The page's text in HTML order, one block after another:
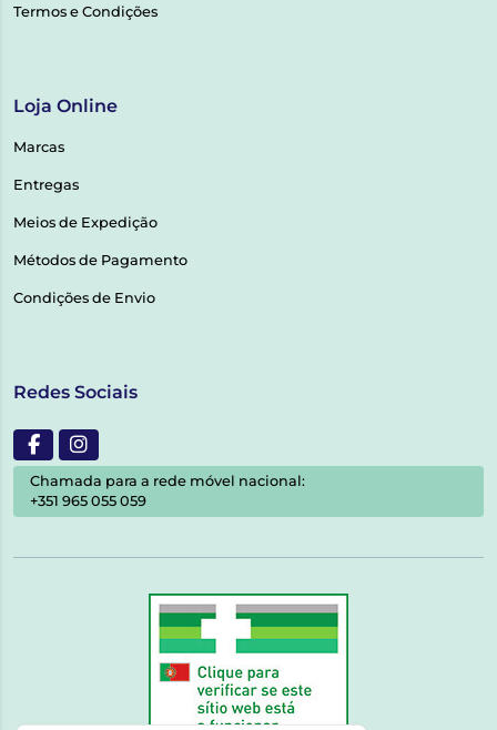
Termos e Condições
Loja Online
Marcas
Entregas
Meios de Expedição
Métodos de Pagamento
Condições de Envio
Redes Sociais
Chamada para a rede móvel nacional:
+351 965 055 059